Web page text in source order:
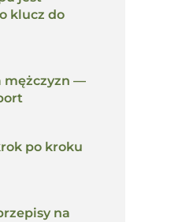
klucz do
mężczyzn —
po kroku
na